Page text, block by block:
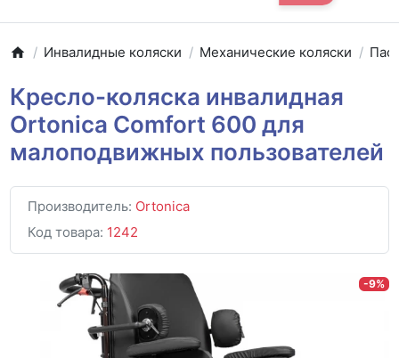
Инвалидные коляски Механические коляски
Кресло-коляска инвалидная
Ortonica Comfort 600 для
малоподвижных пользователей
Производитель: Ortonica
Код товара: 1242
-9%